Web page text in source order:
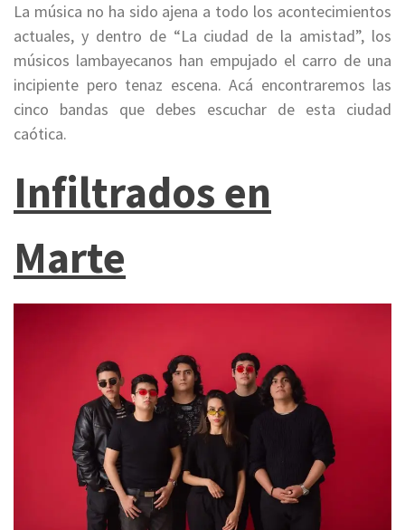
La música no ha sido ajena a todo los acontecimientos
actuales, y dentro de “La ciudad de la amistad”, los
músicos lambayecanos han empujado el carro de una
incipiente pero tenaz escena. Acá encontraremos las
cinco bandas que debes escuchar de esta ciudad
caótica.
Infiltrados en
Marte